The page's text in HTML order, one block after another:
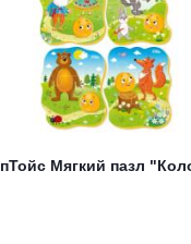
Мягкий пазл